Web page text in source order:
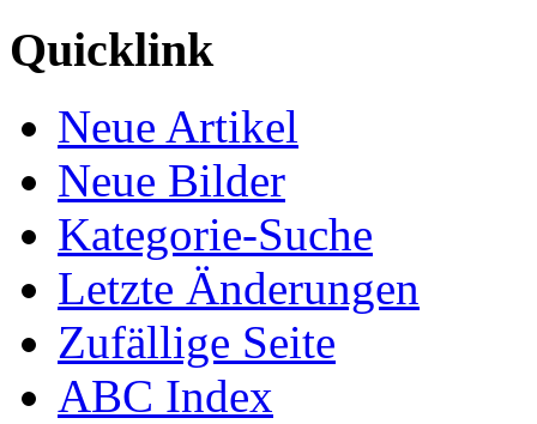
Quicklink
Neue Artikel
Neue Bilder
Kategorie-Suche
Letzte Änderungen
Zufällige Seite
ABC Index